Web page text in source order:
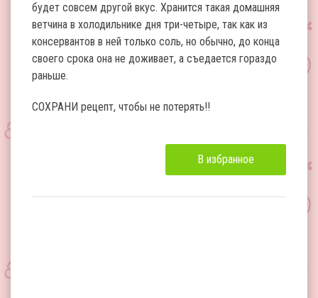
будет совсем другой вкус. Хранится такая домашняя
ветчина в холодильнике дня три-четыре, так как из
консервантов в ней только соль, но обычно, до конца
своего срока она не доживает, а съедается гораздо
раньше.
СОХРАНИ рецепт, чтобы не потерять!!
В избранное